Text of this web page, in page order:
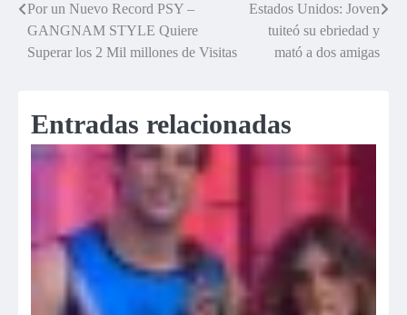
Navegación
de
Por un Nuevo Record PSY –
GANGNAM STYLE Quiere
Superar los 2 Mil millones de Visitas
Estados Unidos: Joven
tuiteó su ebriedad y
mató a dos amigas
Entradas relacionadas